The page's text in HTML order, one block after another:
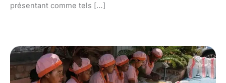
présentant comme tels […]